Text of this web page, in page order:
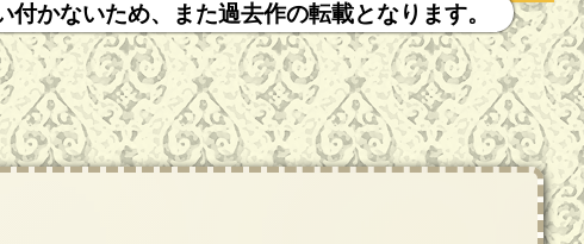
付かないため、また過去作の転載となります。